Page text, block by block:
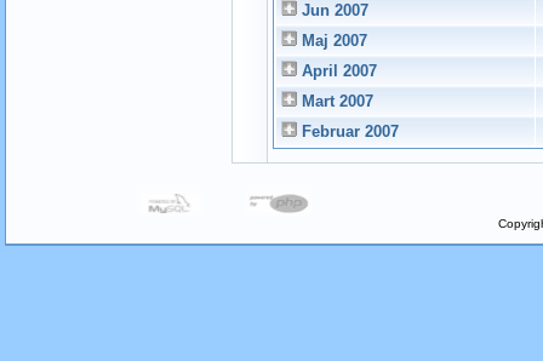
Jun 2007
Maj 2007
April 2007
Mart 2007
Februar 2007